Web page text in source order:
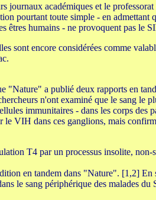
journaux académiques et le
pourtant toute simple - en
êtres humains - ne provoquent pas le
sont encore considérées comme
a publié deux rapports en
n'ont examiné que le sang le
immunitaires - dans les corps
VIH dans ces ganglions, mais
T4 par un processus insolite,
en tandem dans "Nature". [1,2]
le sang périphérique des malades